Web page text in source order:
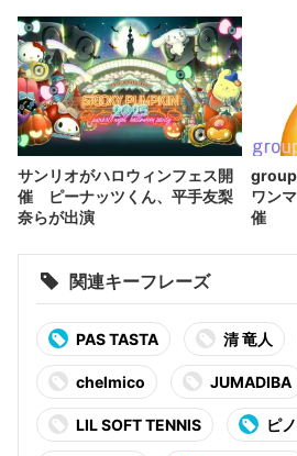
サンリオがハロウィンフェス開
催 ピーナッツくん、平手友梨
奈らが出演
ワン
催
関連キーフレーズ
PAS TASTA 清 竜人
chelmico JUMADIBA
LIL SOFT TENNIS ピ